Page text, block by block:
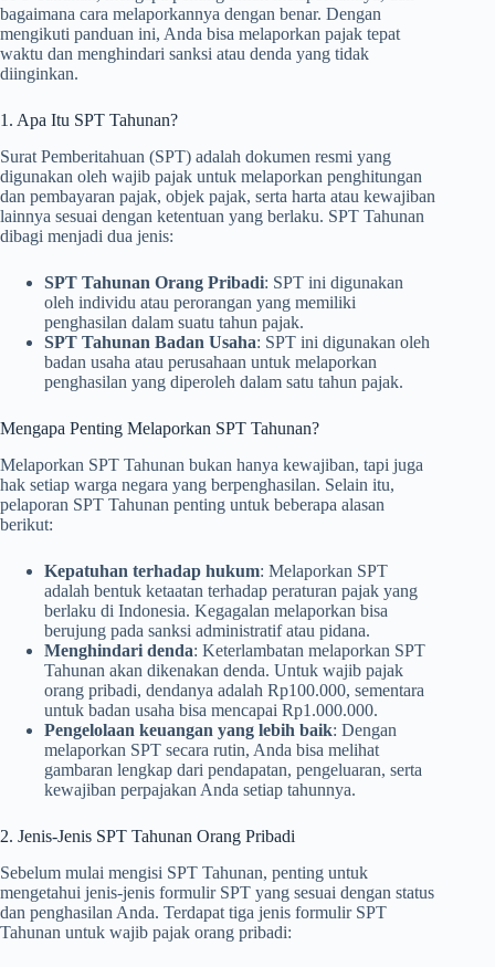
bagaimana cara melaporkannya dengan benar. Dengan
mengikuti panduan ini, Anda bisa melaporkan pajak tepat
waktu dan menghindari sanksi atau denda yang tidak
diinginkan.
1. Apa Itu SPT Tahunan?
Surat Pemberitahuan (SPT) adalah dokumen resmi yang
digunakan oleh wajib pajak untuk melaporkan penghitungan
dan pembayaran pajak, objek pajak, serta harta atau kewajiban
lainnya sesuai dengan ketentuan yang berlaku. SPT Tahunan
dibagi menjadi dua jenis:
SPT Tahunan Orang Pribadi: SPT ini digunakan
oleh individu atau perorangan yang memiliki
penghasilan dalam suatu tahun pajak.
SPT Tahunan Badan Usaha: SPT ini digunakan oleh
badan usaha atau perusahaan untuk melaporkan
penghasilan yang diperoleh dalam satu tahun pajak.
Mengapa Penting Melaporkan SPT Tahunan?
Melaporkan SPT Tahunan bukan hanya kewajiban, tapi juga
hak setiap warga negara yang berpenghasilan. Selain itu,
pelaporan SPT Tahunan penting untuk beberapa alasan
berikut:
Kepatuhan terhadap hukum: Melaporkan SPT
adalah bentuk ketaatan terhadap peraturan pajak yang
berlaku di Indonesia. Kegagalan melaporkan bisa
berujung pada sanksi administratif atau pidana.
Menghindari denda: Keterlambatan melaporkan SPT
Tahunan akan dikenakan denda. Untuk wajib pajak
orang pribadi, dendanya adalah Rp100.000, sementara
untuk badan usaha bisa mencapai Rp1.000.000.
Pengelolaan keuangan yang lebih baik: Dengan
melaporkan SPT secara rutin, Anda bisa melihat
gambaran lengkap dari pendapatan, pengeluaran, serta
kewajiban perpajakan Anda setiap tahunnya.
2. Jenis-Jenis SPT Tahunan Orang Pribadi
Sebelum mulai mengisi SPT Tahunan, penting untuk
mengetahui jenis-jenis formulir SPT yang sesuai dengan status
dan penghasilan Anda. Terdapat tiga jenis formulir SPT
Tahunan untuk wajib pajak orang pribadi: